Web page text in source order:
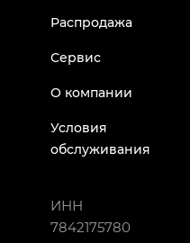
Распродажа
Сервис
О компании
Условия
обслуживания
ИНН
7842175780